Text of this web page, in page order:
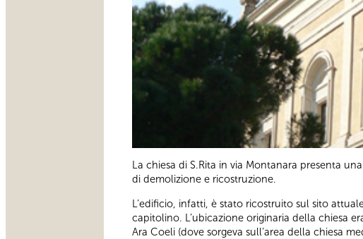
La chiesa di S.Rita in via Montanara presenta
di demolizione e ricostruzione.
L’edificio, infatti, è stato ricostruito sul sito
capitolino. L’ubicazione originaria della chiesa
Ara Coeli (dove sorgeva sull’area della chiesa